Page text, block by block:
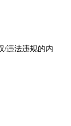
/违法违规的内